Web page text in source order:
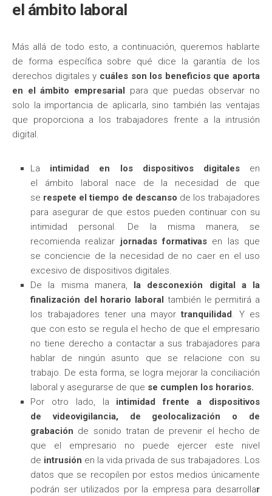
el ámbito laboral
Más allá de todo esto, a continuación, queremos hablarte
de forma específica sobre qué dice la garantía de los
derechos digitales y cuáles son los beneficios que aporta
en el ámbito empresarial para que puedas observar no
solo la importancia de aplicarla, sino también las ventajas
que proporciona a los trabajadores frente a la intrusión
digital.
La intimidad en los dispositivos digitalesen
el ámbito laboral nace de la necesidad de que
se respete el tiempo de descanso de los trabajadores
para asegurar de que estos pueden continuar con su
intimidad personal. De la misma manera, se
recomienda realizar jornadas formativas en las que
se conciencie de la necesidad de no caer en el uso
excesivo de dispositivos digitales.
De la misma manera, la desconexión digital a la
finalización del horario laboral también le permitirá a
los trabajadores tener una mayortranquilidad. Y es
que con esto se regula el hecho de que el empresario
no tiene derecho a contactar a sus trabajadores para
hablar de ningún asunto que se relacione con su
trabajo. De esta forma, se logra mejorar la conciliación
laboral y asegurarse de que se cumplen los horarios.
Por otro lado, la intimidad frente a dispositivos
de videovigilancia, de geolocalización o de
grabación de sonido tratan de prevenir el hecho de
que el empresario no puede ejercer este nivel
de intrusión en la vida privada de sus trabajadores. Los
datos que se recopilen por estos medios únicamente
podrán ser utilizados por la empresa para desarrollar